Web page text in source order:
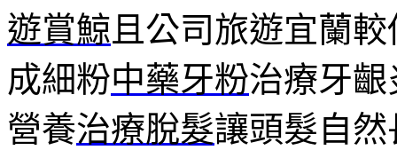
遊賞鯨 且公司旅遊宜蘭
成細粉中藥牙粉治療牙
營養治療脫髮讓頭髮自